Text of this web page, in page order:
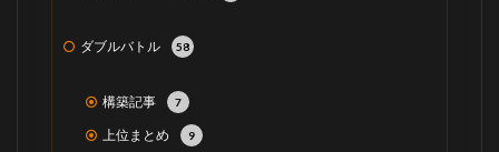
ダブルバトル 58
構築記事 7
上位まとめ 9